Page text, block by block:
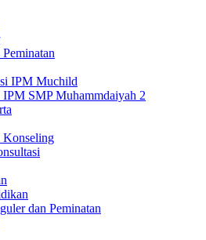
IPM Muchild
IPM SMP Muhammdaiyah 2
Konseling
dan Peminatan